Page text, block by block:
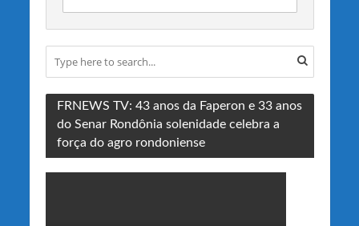
FRNEWS TV: 43 anos da Faperon e 33 anos
do Senar Rondônia solenidade celebra a
força do agro rondoniense